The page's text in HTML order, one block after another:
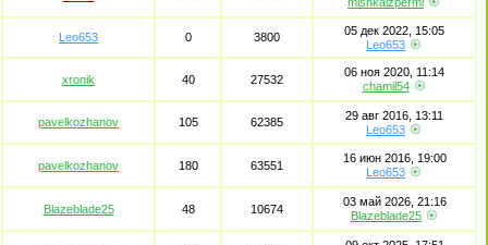
Leo653 0 3800
05 дек 2022, 15:05
Leo653
xronik 40 27532
06 ноя 2020, 11:14
chamil54
pavelkozhanov 105 62385
29 авг 2016, 13:11
Leo653
pavelkozhanov 180 63551
16 июн 2016, 19:00
Leo653
Blazeblade25 48 10674
03 май 2026, 21:16
Blazeblade25